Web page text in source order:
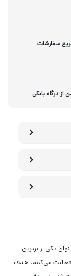
سفارشات
از درگاه بانکی
یکی از برترین
می‌کنیم. هدف